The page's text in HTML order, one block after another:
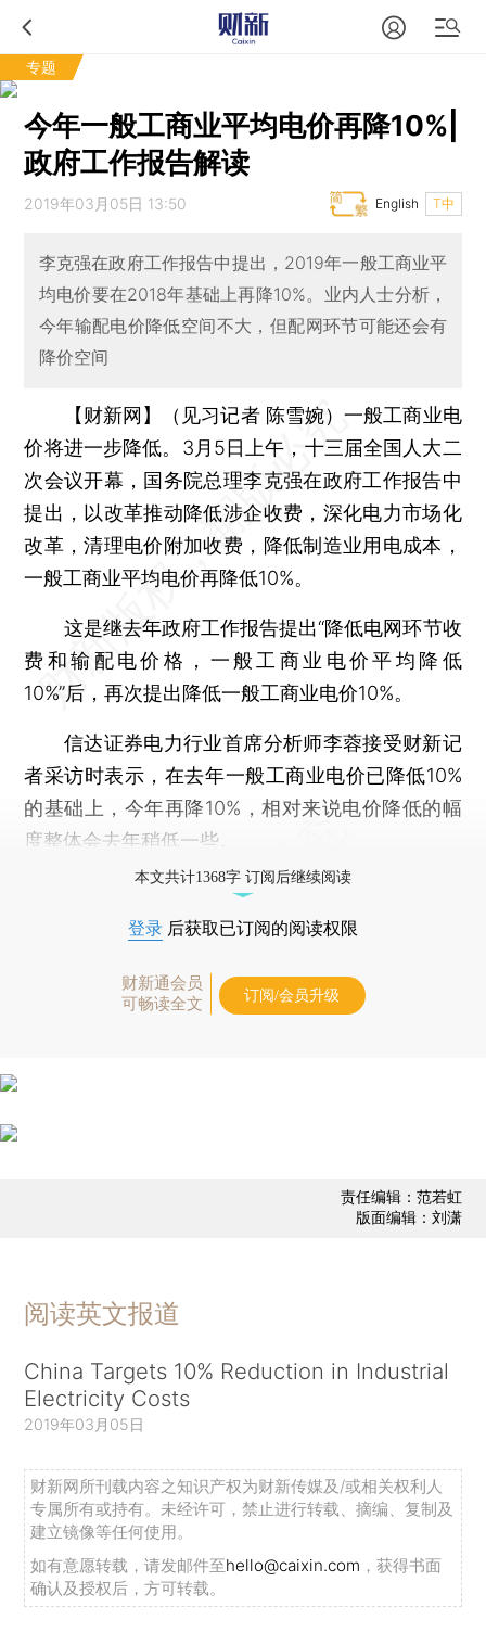
专题
今年一般工商业平均电价再降10%|
政府工作报告解读
2019年03月05日 13:50 T中
English
李克强在政府工作报告中提出，2019年一般工商业平
均电价要在2018年基础上再降10%。业内人士分析，
今年输配电价降低空间不大，但配网环节可能还会有
降价空间
【财新网】（见习记者 陈雪婉）一般工商业电
价将进一步降低。3月5日上午，十三届全国人大二
次会议开幕，国务院总理李克强在政府工作报告中
提出，以改革推动降低涉企收费，深化电力市场化
改革，清理电价附加收费，降低制造业用电成本，
一般工商业平均电价再降低10%。
这是继去年政府工作报告提出“降低电网环节收
费和输配电价格，一般工商业电价平均降低
10%”后，再次提出降低一般工商业电价10%。
信达证券电力行业首席分析师李蓉接受财新记
者采访时表示，在去年一般工商业电价已降低10%
的基础上，今年再降10%，相对来说电价降低的幅
度整体会去年稍低一些。
本文共计1368字 订阅后继续阅读
登录 后获取已订阅的阅读权限
财新通会员
可畅读全文
订阅/会员升级
责任编辑：范若虹
版面编辑：刘潇
阅读英文报道
China Targets 10% Reduction in Industrial
Electricity Costs
2019年03月05日
财新网所刊载内容之知识产权为财新传媒及/或相关权利人
专属所有或持有。未经许可，禁止进行转载、摘编、复制及
建立镜像等任何使用。
如有意愿转载，请发邮件至hello@caixin.com ，获得书面
确认及授权后，方可转载。